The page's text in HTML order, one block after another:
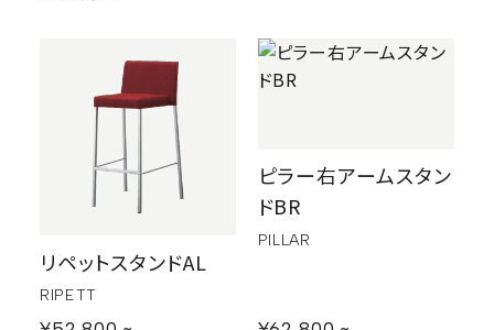
リペットスタンドAL
RIPETT
ピラー右アームスタン
ドBR
PILLAR